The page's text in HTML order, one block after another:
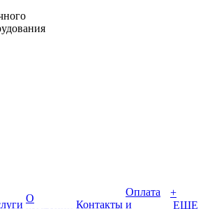
О
Контакты
Оплата
и
+
ЕЩЕ